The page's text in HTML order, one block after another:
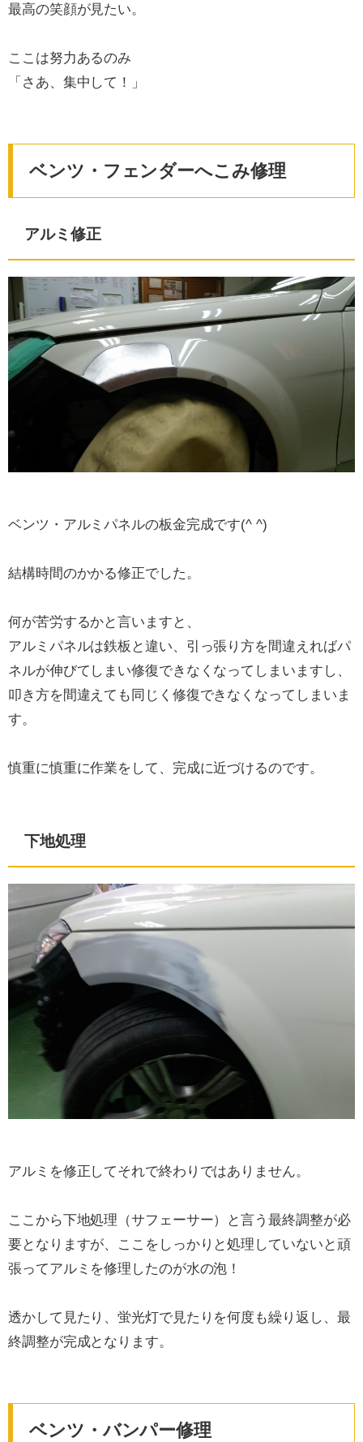
最高の笑顔が見たい。
ここは努力あるのみ
「さあ、集中して！」
ベンツ・フェンダーへこみ修理
アルミ修正
ベンツ・アルミパネルの板金完成です(^ ^)
結構時間のかかる修正でした。
何が苦労するかと言いますと、
アルミパネルは鉄板と違い、引っ張り方を間違えればパ
ネルが伸びてしまい修復できなくなってしまいますし、
叩き方を間違えても同じく修復できなくなってしまいま
す。
慎重に慎重に作業をして、完成に近づけるのです。
下地処理
アルミを修正してそれで終わりではありません。
ここから下地処理（サフェーサー）と言う最終調整が必
要となりますが、ここをしっかりと処理していないと頑
張ってアルミを修理したのが水の泡！
透かして見たり、蛍光灯で見たりを何度も繰り返し、最
終調整が完成となります。
ベンツ・バンパー修理